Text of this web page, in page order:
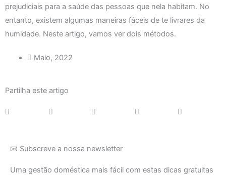
prejudiciais para a saúde das pessoas que nela habitam. No
entanto, existem algumas maneiras fáceis de te livrares da
humidade. Neste artigo, vamos ver dois métodos.
Maio, 2022
Partilha este artigo
📧 Subscreve a nossa newsletter
Uma gestão doméstica mais fácil com estas dicas gratuitas